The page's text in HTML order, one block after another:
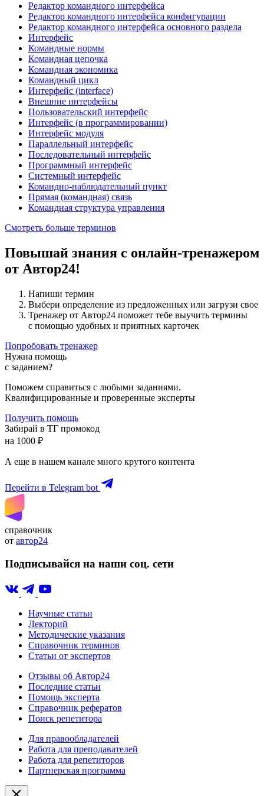
Редактор командного интерфейса
Редактор командного интерфейса конфигурации
Редактор командного интерфейса основного раздела
Интерфейс
Командные нормы
Командная цепочка
Командная экономика
Командный цикл
Интерфейс (interface)
Внешние интерфейсы
Пользовательский интерфейс
Интерфейс (в программировании)
Интерфейс модуля
Параллельный интерфейс
Последовательный интерфейс
Программный интерфейс
Системный интерфейс
Командно-наблюдательный пункт
Прямая (командная) связь
Командная структура управления
Смотреть больше терминов
Повышай знания с онлайн-тренажером
от Автор24!
Напиши термин
Выбери определение из предложенных или загрузи свое
Тренажер от Автор24 поможет тебе выучить термины
с помощью удобных и приятных карточек
Попробовать тренажер
Нужна помощь
с заданием?
Поможем справиться с любыми заданиями.
Квалифицированные и проверенные эксперты
Получить помощь
Забирай в ТГ промокод
на 1000 ₽
А еще в нашем канале много крутого контента
Перейти в Telegram bot
справочник
от автор24
Подписывайся на наши соц. сети
Научные статьи
Лекторий
Методические указания
Справочник терминов
Статьи от экспертов
Отзывы об Автор24
Последние статьи
Помощь эксперта
Справочник рефератов
Поиск репетитора
Для правообладателей
Работа для преподавателей
Работа для репетиторов
Партнерская программа